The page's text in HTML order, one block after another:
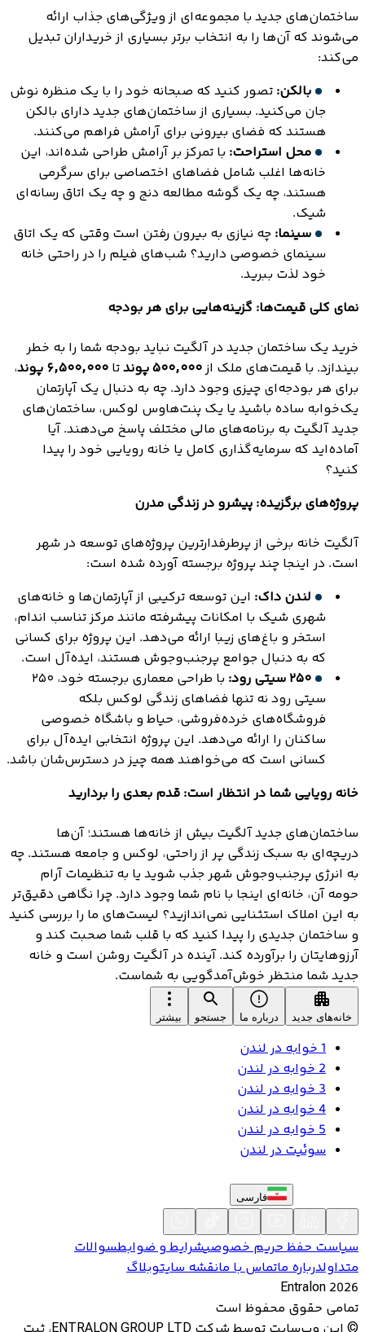
ساختمان‌های جدید با مجموعه‌ای از ویژگی‌های جذاب ارائه
می‌شوند که آن‌ها را به انتخاب برتر بسیاری از خریداران تبدیل
می‌کند:
بالکن: تصور کنید که صبحانه خود را با یک منظره نوش
جان می‌کنید. بسیاری از ساختمان‌های جدید دارای بالکن
هستند که فضای بیرونی برای آرامش فراهم می‌کنند.
محل استراحت: با تمرکز بر آرامش طراحی شده‌اند، این
خانه‌ها اغلب شامل فضاهای اختصاصی برای سرگرمی
هستند، چه یک گوشه مطالعه دنج و چه یک اتاق رسانه‌ای
شیک.
سینما: چه نیازی به بیرون رفتن است وقتی که یک اتاق
سینمای خصوصی دارید؟ شب‌های فیلم را در راحتی خانه
خود لذت ببرید.
نمای کلی قیمت‌ها: گزینه‌هایی برای هر بودجه
خرید یک ساختمان جدید در آلگیت نباید بودجه شما را به خطر
بیندازد. با قیمت‌های ملک از۵۰۰,۰۰۰ پوند تا ۶,۵۰۰,۰۰۰ پوند
،
برای هر بودجه‌ای چیزی وجود دارد. چه به دنبال یک آپارتمان
یک‌خوابه ساده باشید یا یک پنت‌هاوس لوکس، ساختمان‌های
جدید آلگیت به برنامه‌های مالی مختلف پاسخ می‌دهند. آیا
آماده‌اید که سرمایه‌گذاری کامل یا خانه رویایی خود را پیدا
کنید؟
پروژه‌های برگزیده: پیشرو در زندگی مدرن
آلگیت خانه برخی از پرطرفدارترین پروژه‌های توسعه در شهر
است. در اینجا چند پروژه برجسته آورده شده است:
لندن داک: این توسعه ترکیبی از آپارتمان‌ها و خانه‌های
شهری شیک با امکانات پیشرفته مانند مرکز تناسب اندام،
استخر و باغ‌های زیبا ارائه می‌دهد. این پروژه برای کسانی
که به دنبال جوامع پرجنب‌وجوش هستند، ایده‌آل است.
۲۵۰ سیتی رود:
با طراحی معماری برجسته خود، ۲۵۰
سیتی رود نه تنها فضاهای زندگی لوکس بلکه
فروشگاه‌های خرده‌فروشی، حیاط و باشگاه خصوصی
ساکنان را ارائه می‌دهد. این پروژه انتخابی ایده‌آل برای
کسانی است که می‌خواهند همه چیز در دسترس‌شان باشد.
خانه رویایی شما در انتظار است: قدم بعدی را بردارید
ساختمان‌های جدید آلگیت بیش از خانه‌ها هستند؛ آن‌ها
دریچه‌ای به سبک زندگی پر از راحتی، لوکس و جامعه هستند. چه
به انرژی پرجنب‌وجوش شهر جذب شوید یا به تنظیمات آرام
حومه آن، خانه‌ای اینجا با نام شما وجود دارد. چرا نگاهی دقیق‌تر
به این املاک استثنایی نمی‌اندازید؟ لیست‌های ما را بررسی کنید
و ساختمان جدیدی را پیدا کنید که با قلب شما صحبت کند و
آرزوهایتان را برآورده کند. آینده در آلگیت روشن است و خانه
جدید شما منتظر خوش‌آمدگویی به شماست.
خانه‌های جدید درباره ما جستجو بیشتر
1 خوابه در لندن
2 خوابه در لندن
3 خوابه در لندن
4 خوابه در لندن
5 خوابه در لندن
سوئیت در لندن
فارسی
سیاست حفظ حریم خصوصیشرایط و ضوابطسوالات
متداولدرباره ماتماس با مانقشه سایتوبلاگ
2026
تمامی حقوق محفوظ است